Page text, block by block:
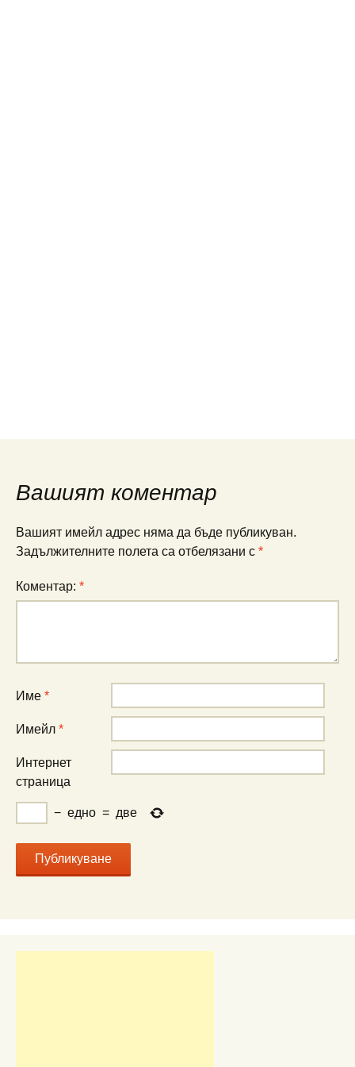
Вашият коментар
Вашият имейл адрес няма да бъде публикуван.
Задължителните полета са отбелязани с *
Коментар: *
Име *
Имейл *
Интернет
страница
− едно = две